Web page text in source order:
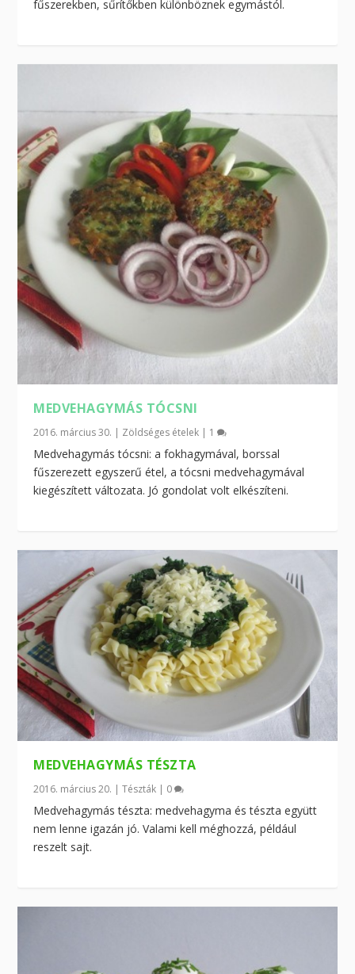
fűszerekben, sűrítőkben különböznek egymástól.
MEDVEHAGYMÁS TÓCSNI
2016. március 30. | Zöldséges ételek | 1
Medvehagymás tócsni: a fokhagymával, borssal
fűszerezett egyszerű étel, a tócsni medvehagymával
kiegészített változata. Jó gondolat volt elkészíteni.
MEDVEHAGYMÁS TÉSZTA
2016. március 20. |Tészták | 0
Medvehagymás tészta: medvehagyma és tészta együtt
nem lenne igazán jó. Valami kell méghozzá, például
reszelt sajt.